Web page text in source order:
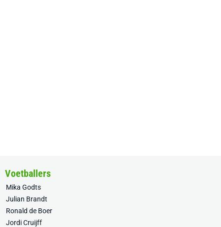
Voetballers
Mika Godts
Julian Brandt
Ronald de Boer
Jordi Cruijff